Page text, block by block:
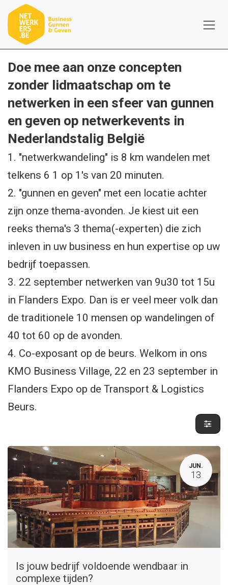
Overslaan naar inhoud
Doe mee aan onze concepten
zonder lidmaatschap om te
netwerken in een sfeer van gunnen
en geven op netwerkevents in
Nederlandstalig België
1. "netwerkwandeling" is 8 km wandelen met
telkens 6 1 op 1's van 20 minuten.
2. "gunnen en geven" met een locatie achter
zijn onze thema-avonden. Je kiest uit een
reeks thema's 3 thema(-experten) die zich
inleven in uw business en hun expertise op uw
bedrijf toepassen.
3. 22 september netwerken van 9u30 tot 15u
in Flanders Expo. Dan is er veel meer volk dan
de traditionele 10 mensen op wandelingen of
40 tot 60 op de avonden.
4. Co-exposant op de beurs. Welkom in ons
KMO Business Village, 22 en 23 september in
Flanders Expo op de Transport & Logistics
Beurs.
JUN.
13
Is jouw bedrijf voldoende wendbaar in
complexe tijden?